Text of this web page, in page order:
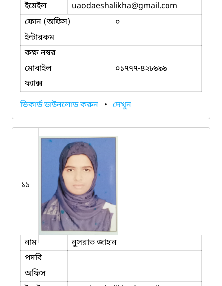
ইমেইল
uaodaeshalikha@gmail.com
ফোন (অফিস)
০
ইন্টারকম
কক্ষ নম্বর
মোবাইল
০১৭৭৭-৪২৮৯৯৯
ফ্যাক্স
ভিকার্ড ডাউনলোড করুন • দেখুন
১১
নাম
নুসরাত জাহান
পদবি
অফিস